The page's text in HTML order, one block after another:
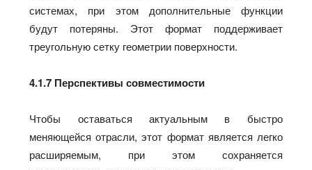
системах, при этом дополнительные функции
будут потеряны. Этот формат поддерживает
треугольную сетку геометрии поверхности.
4.1.7 Перспективы совместимости
Чтобы оставаться актуальным в быстро
меняющейся отрасли, этот формат является легко
расширяемым, при этом сохраняется